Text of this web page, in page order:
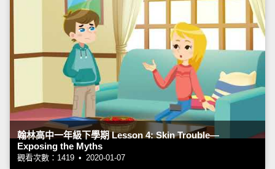
翰林高中一年級下學期 Lesson 4: Skin Trouble—
Exposing the Myths
觀看次數：1419 • 2020-01-07